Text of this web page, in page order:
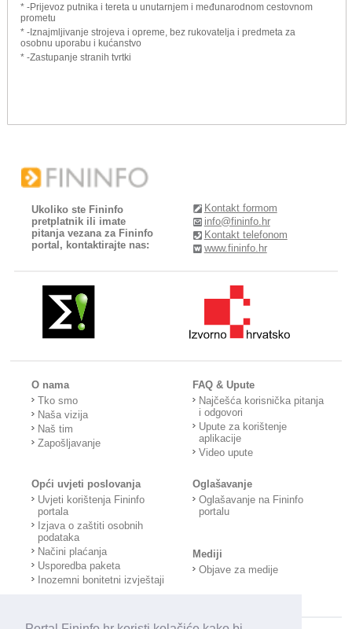
* -Prijevoz putnika i tereta u unutarnjem i međunarodnom cestovnom
prometu
* -Iznajmljivanje strojeva i opreme, bez rukovatelja i predmeta za
osobnu uporabu i kućanstvo
* -Zastupanje stranih tvrtki
Ukoliko ste Fininfo
pretplatnik ili imate
pitanja vezana za Fininfo
portal, kontaktirajte nas:
Kontakt formom
info@fininfo.hr
Kontakt telefonom
www.fininfo.hr
O nama
Tko smo
Naša vizija
Naš tim
Zapošljavanje
FAQ & Upute
Najčešća korisnička pitanja
i odgovori
Upute za korištenje
aplikacije
Video upute
Opći uvjeti poslovanja
Uvjeti korištenja Fininfo
portala
Izjava o zaštiti osobnih
podataka
Načini plaćanja
Usporedba paketa
Inozemni bonitetni izvještaji
Oglašavanje
Oglašavanje na Fininfo
portalu
Mediji
Objave za medije